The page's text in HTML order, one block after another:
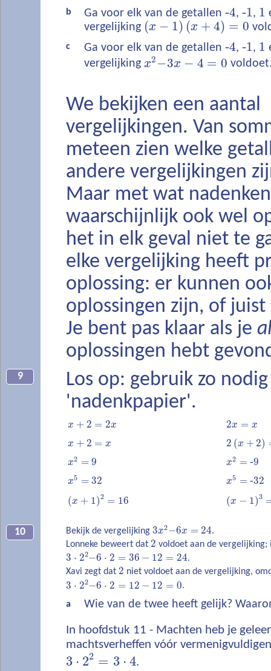
b Ga voor elk van de getallen ‐4,‐1, 1
vergelijking (x − 1) (x + 4) = 0
c Ga voor elk van de getallen ‐4,‐1, 1
vergelijking x2 −3x − 4 = 0
We bekijken een aantal
vergelijkingen. Van
meteen zien welke
andere vergelijkingen
Maar met wat
waarschijnlijk ook wel
het in elk geval niet te
elke vergelijking heeft
oplossing: er kunnen
oplossingen zijn, of juist
Je bent pas klaar als je
oplossingen hebt
9
Los op: gebruik zo nodig
'nadenkpapier'.
x + 2 = 2x 2x = x
x + 2 = x 2 (x + 2)
x2 = 9 x2 = ‐9
x5 = 32 x5 = ‐32
(x + 1)2 = 16 (x − 1)3
10 Bekijk de vergelijking 3x2−6x = 24.
Lonneke beweert dat 2 voldoet aan de vergelijking;
3 ⋅ 22−6 ⋅ 2 = 36 − 12 = 24.
Xavi zegt dat 2 niet voldoet aan de vergelijking,
3 ⋅ 22−6 ⋅ 2 = 12 − 12 = 0.
a
Wie van de twee heeft gelijk?
In hoofdstuk 11 - Machten heb je
machtsverheffen vóór
3 ⋅ 22 = 3 ⋅ 4.